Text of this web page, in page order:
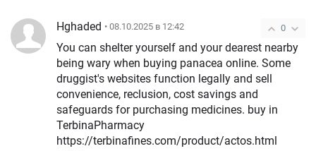
0
Hghaded • 08.10.2025 в 12:42
You can shelter yourself and your dearest nearby
being wary when buying panacea online. Some
druggist's websites function legally and sell
convenience, reclusion, cost savings and
safeguards for purchasing medicines. buy in
TerbinaPharmacy
https://terbinafines.com/product/actos.html